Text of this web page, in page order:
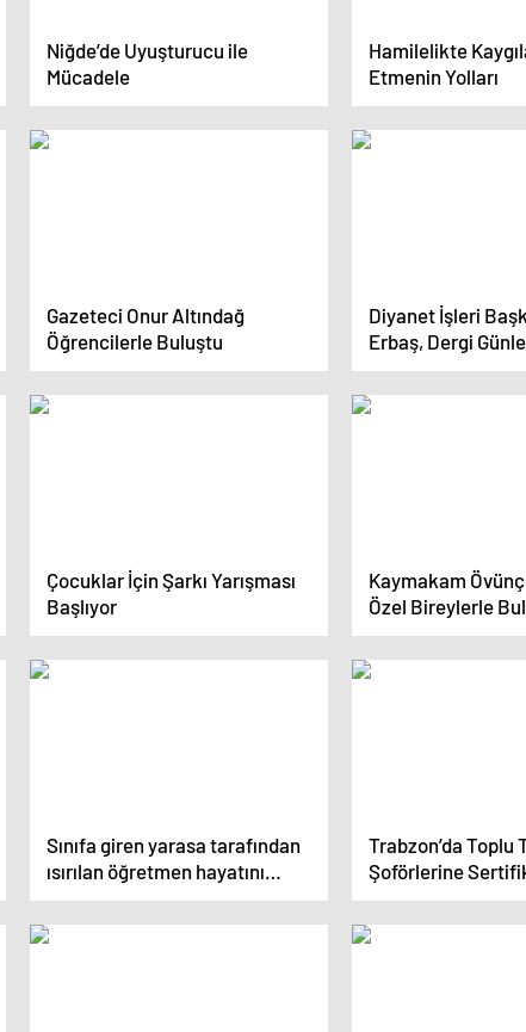
Niğde’de Uyuşturucu ile
Mücadele
Hamilelikte
Etmenin Yolları
Gazeteci Onur Altındağ
Öğrencilerle Buluştu
Diyanet İşleri
Erbaş, Dergi
Konuştu
Çocuklar İçin Şarkı Yarışması
Başlıyor
Kaymakam
Özel Bireylerle
Sınıfa giren yarasa tarafından
ısırılan öğretmen hayatını
kaybetti
Trabzon’da Toplu
Şoförlerine